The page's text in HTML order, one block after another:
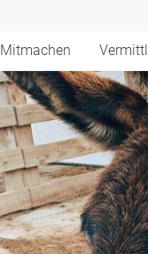
Mitmachen